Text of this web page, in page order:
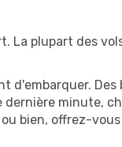
La plupart des
d'embarquer.
minute,
bien, offrez-